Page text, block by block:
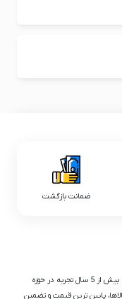
ضمانت بازگشت
اورگیم به عنوان یکی از قدیمی‌ترین فروشگاه های اینترنتی با بیش از 5 سال تجربه در حوزه
پایین ترین قیمت و تضمین